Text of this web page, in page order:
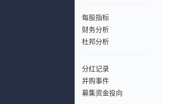
每股指标
财务分析
杜邦分析
分红记录
并购事件
募集资金投向